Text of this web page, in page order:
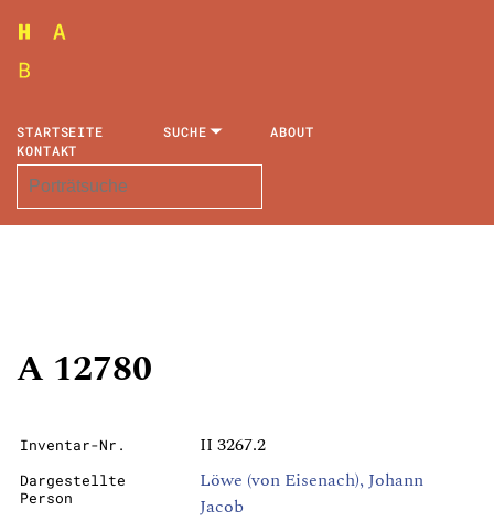
STARTSEITE SUCHE
ABOUT
KONTAKT
A 12780
Inventar-Nr. II 3267.2
Dargestellte
Person
Löwe (von Eisenach), Johann
Jacob